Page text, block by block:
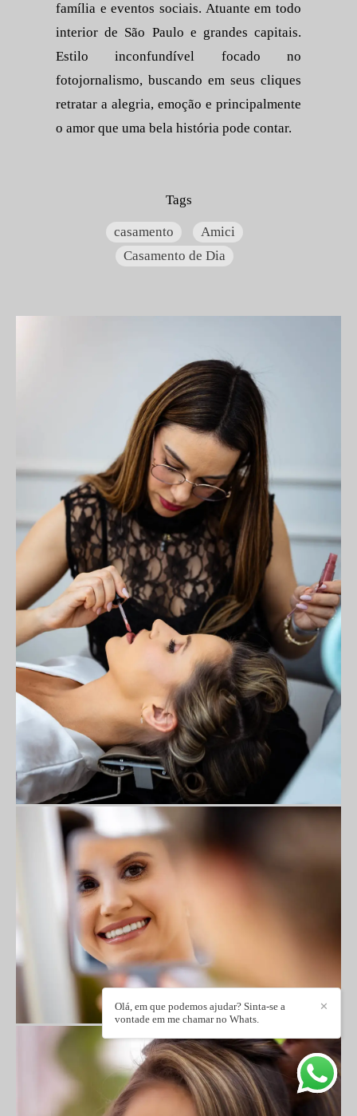
família e eventos sociais. Atuante em todo
interior de São Paulo e grandes capitais.
Estilo inconfundível focado no
fotojornalismo, buscando em seus cliques
retratar a alegria, emoção e principalmente
o amor que uma bela história pode contar.
Tags
casamento
Amici
Casamento de Dia
✕
Olá, em que podemos ajudar? Sinta-se a
vontade em me chamar no Whats.